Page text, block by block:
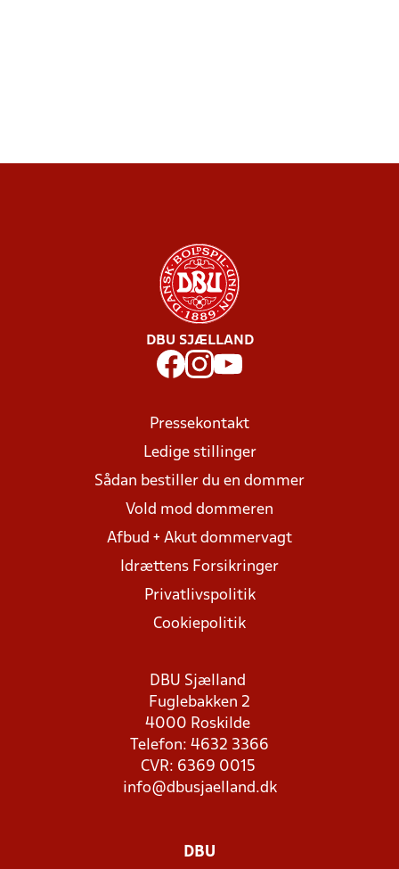
DBU SJÆLLAND
Pressekontakt
Ledige stillinger
Sådan bestiller du en dommer
Vold mod dommeren
Afbud + Akut dommervagt
Idrættens Forsikringer
Privatlivspolitik
Cookiepolitik
DBU Sjælland
Fuglebakken 2
4000 Roskilde
Telefon: 4632 3366
CVR: 6369 0015
info@dbusjaelland.dk
DBU